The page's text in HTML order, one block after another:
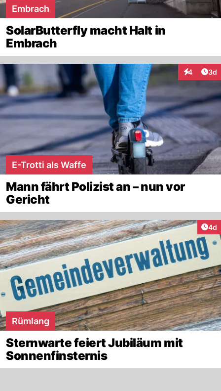
Embrach
SolarButterfly macht Halt in
Embrach
4 3d
E-Trotti als Waffe
Mann fährt Polizist an – nun vor
Gericht
4d
Rümlang
Sternwarte feiert Jubiläum mit
Sonnenfinsternis